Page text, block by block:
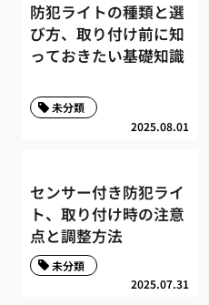
防犯ライトの種類と選
び方、取り付け前に知
っておきたい基礎知識
2025.08.01
未分類
センサー付き防犯ライ
ト、取り付け時の注意
点と調整方法
2025.07.31
未分類